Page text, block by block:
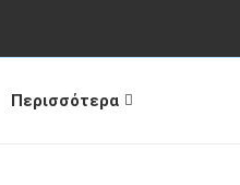
Περισσότερα